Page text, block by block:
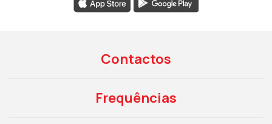
Contactos
Frequências